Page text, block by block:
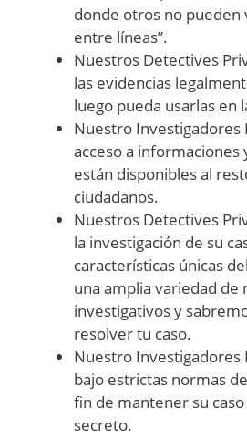
donde otros no pueden
entre líneas”.
Nuestros Detectives
las evidencias
luego pueda usarlas en
Nuestro Investigadores
acceso a informaciones
están disponibles al
ciudadanos.
Nuestros Detectives
la investigación de su
características únicas
una amplia variedad de
investigativos y
resolver tu caso.
Nuestro Investigadores
bajo estrictas normas
fin de mantener su
secreto.